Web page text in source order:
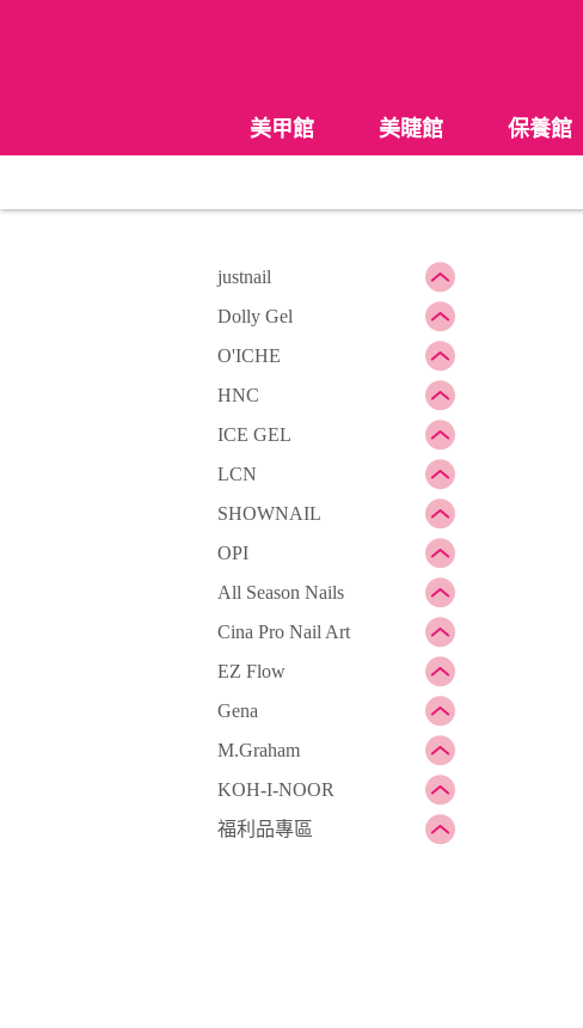
美甲館 美睫館 保養館
justnail
Dolly Gel
O'ICHE
HNC
ICE GEL
LCN
SHOWNAIL
OPI
All Season Nails
Cina Pro Nail Art
EZ Flow
Gena
M.Graham
KOH-I-NOOR
福利品專區